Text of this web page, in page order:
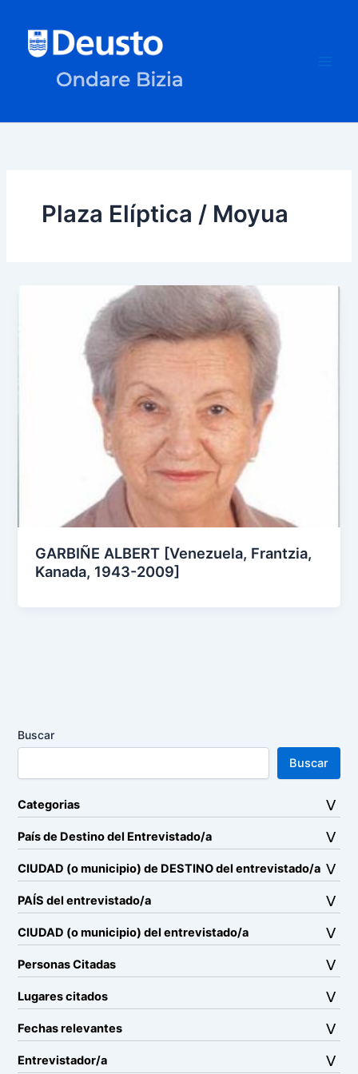
contenido
Plaza Elíptica / Moyua
GARBIÑE ALBERT [Venezuela, Frantzia,
Kanada, 1943-2009]
Buscar
Buscar
Categorias
País de Destino del Entrevistado/a
CIUDAD (o municipio) de DESTINO del entrevistado/a
PAÍS del entrevistado/a
CIUDAD (o municipio) del entrevistado/a
Personas Citadas
Lugares citados
Fechas relevantes
Entrevistador/a